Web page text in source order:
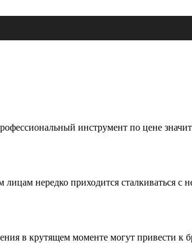
инструмент по цене
нередко приходится сталкиваться с
в крутящем моменте могут привести к